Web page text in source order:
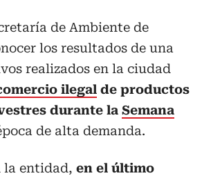
de Ambiente de
los resultados de una
realizados en la ciudad
ilegal de productos
durante la Semana
de alta demanda.
la entidad, en el último